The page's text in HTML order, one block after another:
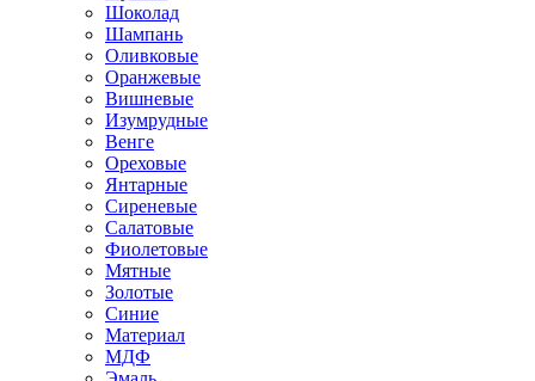
Шоколад
Шампань
Оливковые
Оранжевые
Вишневые
Изумрудные
Венге
Ореховые
Янтарные
Сиреневые
Салатовые
Фиолетовые
Мятные
Золотые
Синие
Материал
МДФ